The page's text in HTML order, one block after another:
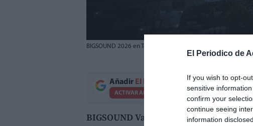
El Periodico de
If you wish to opt-
sensitive
confirm your
continue seeing
information
BIGSOUND 2026 en Torrent.
Añadir El Periodico de Aquí como fuente
ACTIVAR AHORA
BIGSOUND Valencia ya piensa en